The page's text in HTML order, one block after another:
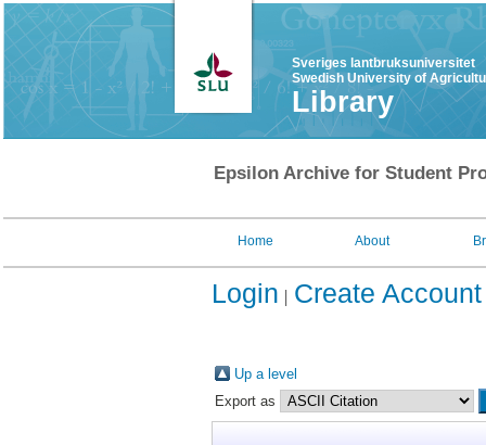
Sveriges lantbruksuniversitet
Swedish University of
Library
Epsilon Archive for Student
Home About
Login Create Account
Up a level
Export as